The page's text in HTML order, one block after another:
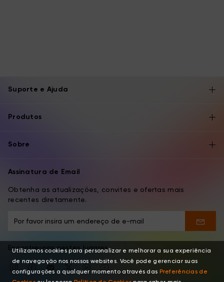
Suporte e Ajuda
Produtos
Sobre
Assinatura de Email
Obtenha as atualizações, convites e ofertas mais
recentes diretamente.
Encontre-nos nestes lugares
Utilizamos cookies para personalizar e melhorar a sua experiência
de navegação nos nossos websites. Você pode gerenciar suas
configurações a qualquer momento através das Preferências de